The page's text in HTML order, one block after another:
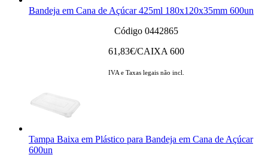
Bandeja em Cana de Açúcar 425ml 180x120x35mm 600un
Código 0442865
61,83€/CAIXA 600
IVA e Taxas legais não incl.
Tampa Baixa em Plástico para Bandeja em Cana de Açúcar
600un